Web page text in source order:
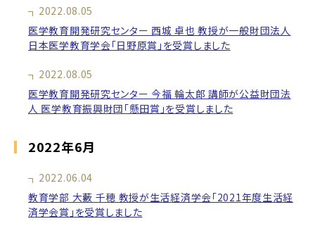
2022.08.05
医学教育開発研究センター 西城 卓也 教授が一般財団法人
日本医学教育学会「日野原賞」を受賞しました
2022.08.05
医学教育開発研究センター 今福 輪太郎 講師が公益財団法
人 医学教育振興財団「懸田賞」を受賞しました
2022年6月
2022.06.04
教育学部 大藪 千穂 教授が生活経済学会「2021年度生活経
済学会賞」を受賞しました